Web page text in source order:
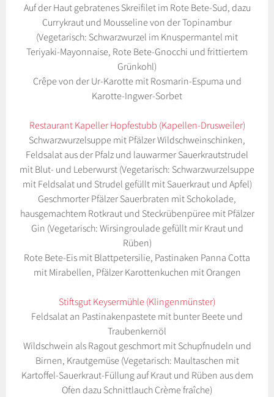
Auf der Haut gebratenes Skreifilet im Rote Bete-Sud, dazu
Currykraut und Mousseline von der Topinambur
(Vegetarisch: Schwarzwurzel im Knuspermantel mit
Teriyaki-Mayonnaise, Rote Bete-Gnocchi und frittiertem
Grünkohl)
Crêpe von der Ur-Karotte mit Rosmarin-Espuma und
Karotte-Ingwer-Sorbet
Restaurant Kapeller Hopfestubb (Kapellen-Drusweiler)
Schwarzwurzelsuppe mit Pfälzer Wildschweinschinken,
Feldsalat aus der Pfalz und lauwarmer Sauerkrautstrudel
mit Blut- und Leberwurst (Vegetarisch: Schwarzwurzelsuppe
mit Feldsalat und Strudel gefüllt mit Sauerkraut und Apfel)
Geschmorter Pfälzer Sauerbraten mit Schokolade,
hausgemachtem Rotkraut und Steckrübenpüree mit Pfälzer
Gin (Vegetarisch: Wirsingroulade gefüllt mir Kraut und
Rüben)
Rote Bete-Eis mit Blattpetersilie, Pastinaken Panna Cotta
mit Mirabellen, Pfälzer Karottenkuchen mit Orangen
Stiftsgut Keysermühle (Klingenmünster)
Feldsalat an Pastinakenpastete mit bunter Beete und
Traubenkernöl
Wildschwein als Ragout geschmort mit Schupfnudeln und
Birnen, Krautgemüse (Vegetarisch: Maultaschen mit
Kartoffel-Sauerkraut-Füllung auf Kraut und Rüben aus dem
Ofen dazu Schnittlauch Crème fraîche)